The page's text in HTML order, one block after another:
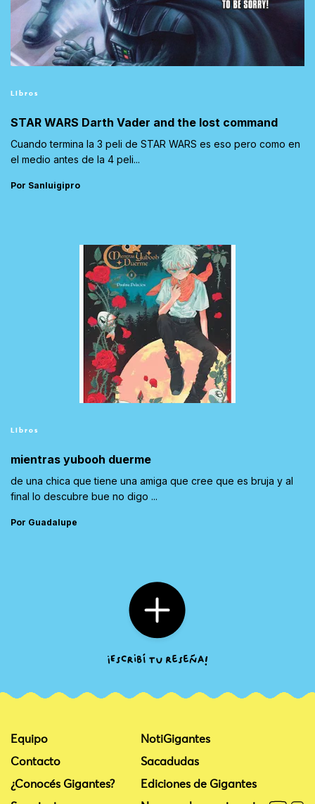
Libros
STAR WARS Darth Vader and the lost command
Cuando termina la 3 peli de STAR WARS es eso pero como en
el medio antes de la 4 peli...
Por Sanluigipro
Libros
mientras yubooh duerme
de una chica que tiene una amiga que cree que es bruja y al
final lo descubre bue no digo ...
Por Guadalupe
Equipo
Contacto
¿Conocés Gigantes?
NotiGigantes
Sacadudas
Ediciones de Gigantes